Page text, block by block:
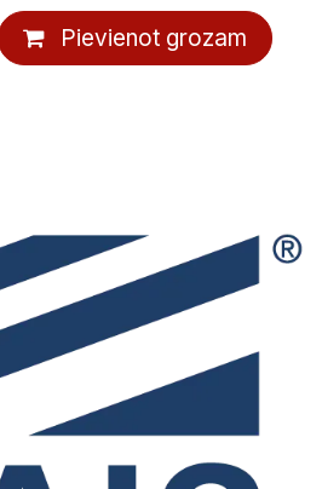
Pievienot grozam